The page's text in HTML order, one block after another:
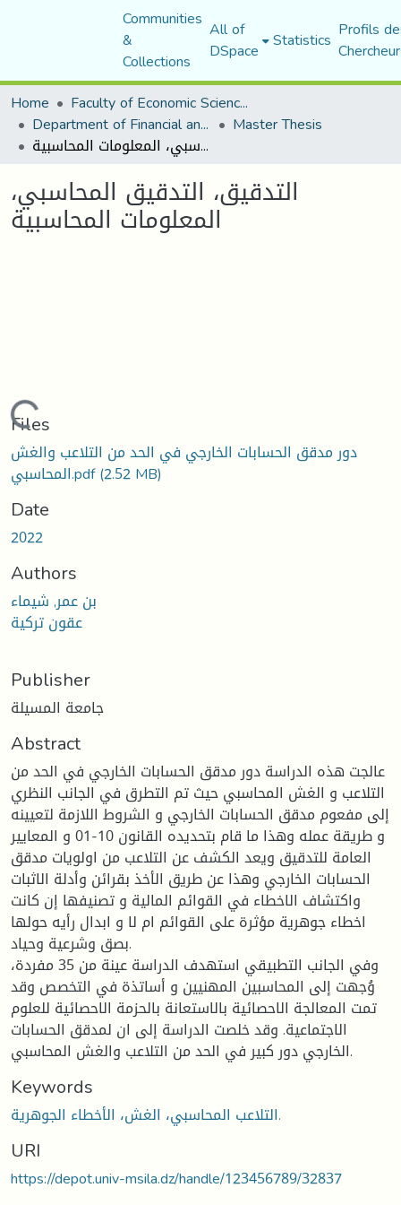
Communities
&
Collections
All of
DSpace Statistics Profils
Home
Faculty of Economic Sciences, Commerce and Management Sciences
Department of Financial and Accounting Sciences Master Thesis
التدقيق، التدقيق المحاسبي، المعلومات المحاسبية
التدقيق، التدقيق المحاسبي،
المعلومات المحاسبية
Loading...
Files
دور مدقق الحسابات الخارجي في الحد من التلاعب والغش
المحاسبي.pdf(2.52 MB)
Date
2022
Authors
بن عمر, شيماء
عقون تركية
Publisher
جامعة المسيلة
Abstract
عالجت هذه الدراسة دور مدقق الحسابات الخارجي في الحد من
التلاعب و الغش المحاسبي حيث تم التطرق في الجانب النظري
إلى مفعوم مدقق الحسابات الخارجي و الشروط اللازمة لتعيينه
و طريقة عمله وهذا ما قام بتحديده القانون 10-01 و المعايير
العامة للتدقيق ويعد الكشف عن التلاعب من اولويات مدقق
الحسابات الخارجي وهذا عن طريق الأخذ بقرائن وأدلة الاثبات
واكتشاف الاخطاء في القوائم المالية و تصنيفها إن كانت
اخطاء جوهرية مؤثرة على القوائم ام لا و ابدال رأيه حولها
بصق وشرعية وحياد.
وفي الجانب التطبيقي استهدف الدراسة عينة من 35 مفردة،
وُجهت إلى المحاسبين المهنيين و أساتذة في التخصص وقد
تمت المعالجة الاحصائية بالاستعانة بالحزمة الاحصائية للعلوم
الاجتماعية. وقد خلصت الدراسة إلى ان لمدقق الحسابات
الخارجي دور كبير في الحد من التلاعب والغش المحاسبي.
Keywords
التلاعب المحاسبي، الغش، الأخطاء الجوهرية.
URI
https://depot.univ-msila.dz/handle/123456789/32837